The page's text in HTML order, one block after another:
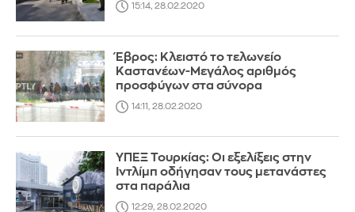
15:14, 28.02.2020
Έβρος: Κλειστό το τελωνείο
Καστανέων-Μεγάλος αριθμός
προσφύγων στα σύνορα
14:11, 28.02.2020
ΥΠΕΞ Τουρκίας: Οι εξελίξεις στην
Ιντλίμπ οδήγησαν τους μετανάστες
στα παράλια
12:29, 28.02.2020